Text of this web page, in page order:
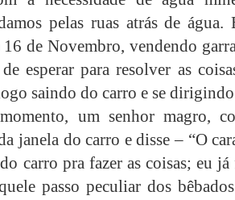
pelas ruas atrás de água.
16 de Novembro, vendendo
esperar para resolver as
saindo do carro e se
um senhor magro,
janela do carro e disse – “O
carro pra fazer as coisas; eu
passo peculiar dos